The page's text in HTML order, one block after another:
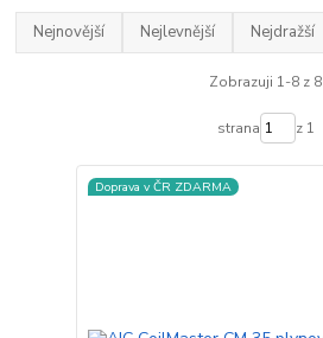
Nejnovější Nejlevnější Nejdražší
Zobrazuji 1-8 z 8
strana z 1
Doprava v ČR ZDARMA